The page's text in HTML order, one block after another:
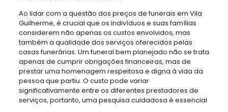
Ao lidar com a questão dos preços de funerais em Vila
Guilherme, é crucial que os indivíduos e suas famílias
considerem não apenas os custos envolvidos, mas
também a qualidade dos serviços oferecidos pelas
casas funerárias. Um funeral bem planejado não se trata
apenas de cumprir obrigações financeiras, mas de
prestar uma homenagem respeitosa e digna à vida da
pessoa que partiu. O custo pode variar
significativamente entre os diferentes prestadores de
serviços, portanto, uma pesquisa cuidadosa é essencial